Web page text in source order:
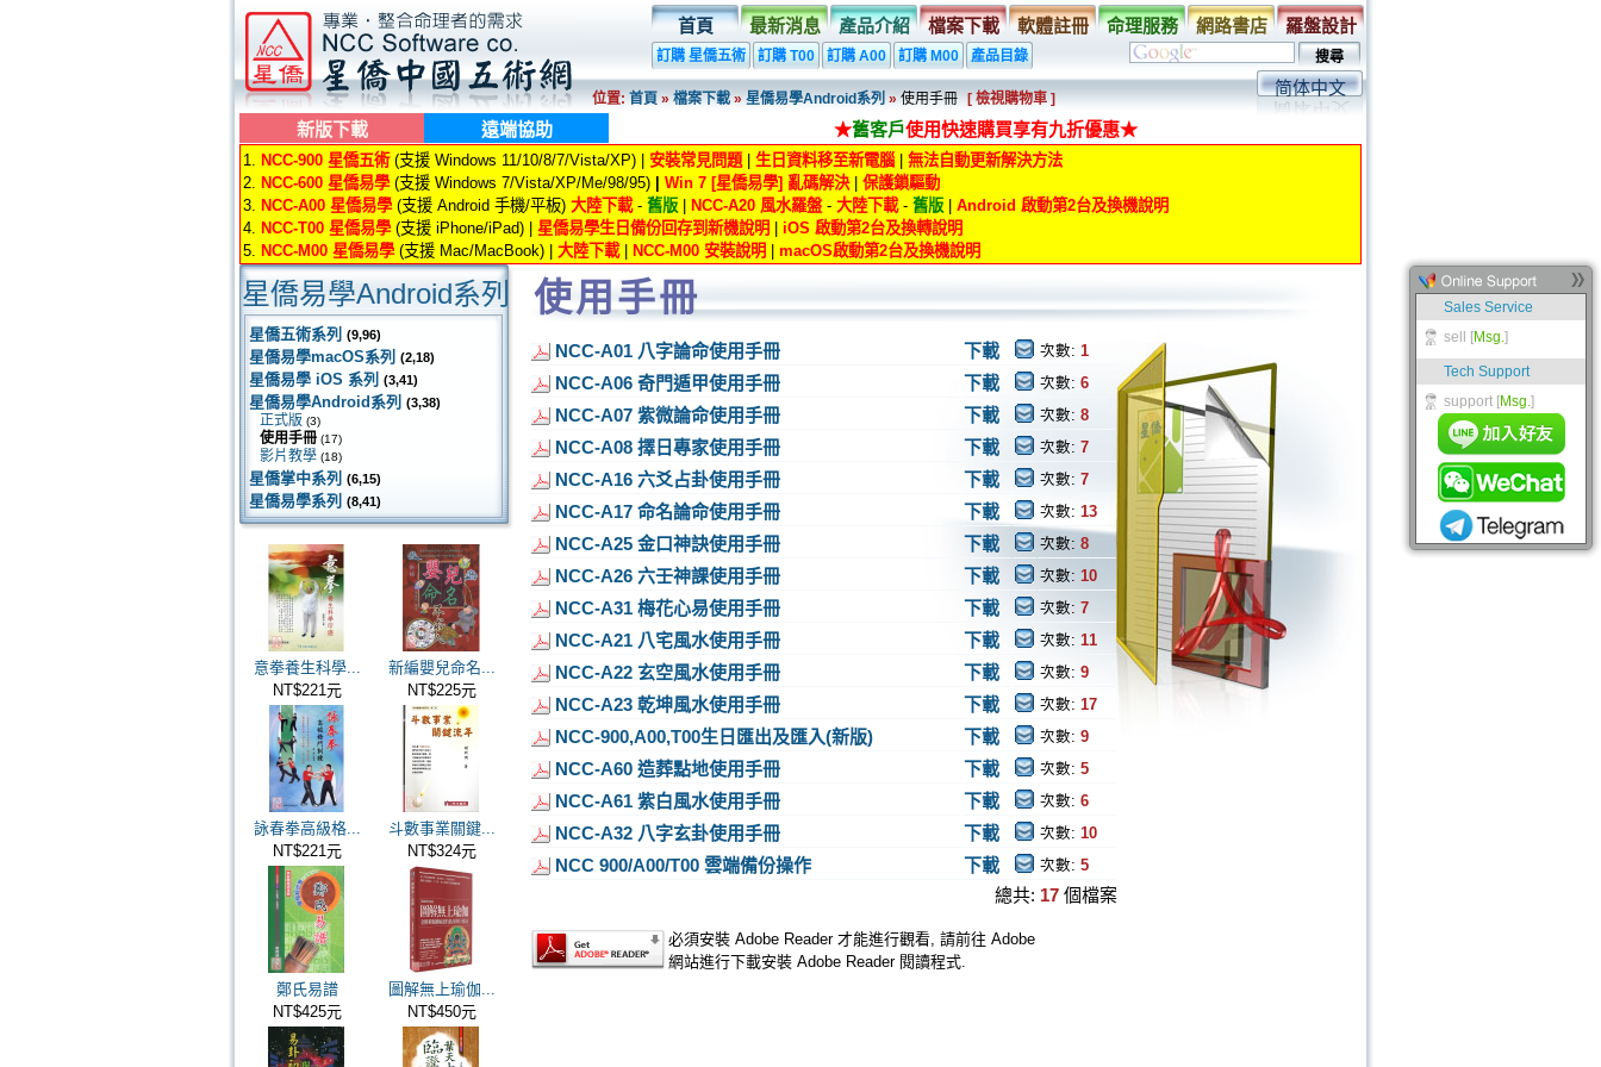
首頁 最新消息 產品介紹 檔案下載 軟體註冊 命理服務 網路書店 羅盤設計
訂購 星僑五術 訂購 T00 訂購 A00 訂購 M00 產品目錄
位置:首頁»檔案下載»星僑易學Android系列»使用手冊 [ 檢視購物車 ]
简体中文
新版下載 遠端協助 ★舊客戶使用快速購買享有九折優惠★
1. NCC-900 星僑五術(支援 Windows 11/10/8/7/Vista/XP) | 安裝常見問題| 生日資料移至新電腦| 無法自動更新解決方法
2. NCC-600 星僑易學(支援 Windows 7/Vista/XP/Me/98/95) Win 7 [星僑易學] 亂碼解決| 保護鎖驅動
3. NCC-A00 星僑易學(支援 Android 手機/平板) 大陸下載- 舊版 NCC-A20 風水羅盤- 大陸下載- 舊版
Android 啟動第2台及換機說明
4. NCC-T00 星僑易學(支援 iPhone/iPad) | 星僑易學生日備份回存到新機說明
iOS 啟動第2台及換轉說明
5. NCC-M00 星僑易學(支援 Mac/MacBook) | 大陸下載| NCC-M00 安裝說明 macOS啟動第2台及換機說明
星僑易學Android系列
星僑五術系列 (9,96)
星僑易學macOS系列 (2,18)
星僑易學 iOS 系列 (3,41)
星僑易學Android系列 (3,38)
正式版 (3)
使用手冊 (17)
影片教學 (18)
星僑掌中系列 (6,15)
星僑易學系列 (8,41)
意拳養生科學...
NT$221元
新編嬰兒命名...
NT$225元
詠春拳高級格...
NT$221元
斗數事業關鍵...
NT$324元
鄭氏易譜
NT$425元
圖解無上瑜伽...
NT$450元
使用手冊
NCC-A01 八字論命使用手冊 下載 次數: 1
NCC-A06 奇門遁甲使用手冊 下載 次數: 6
NCC-A07 紫微論命使用手冊 下載 次數: 8
NCC-A08 擇日專家使用手冊 下載 次數: 7
NCC-A16 六爻占卦使用手冊 下載 次數: 7
NCC-A17 命名論命使用手冊 下載 次數: 13
NCC-A25 金口神訣使用手冊 下載 次數: 8
NCC-A26 六壬神課使用手冊 下載 次數: 10
NCC-A31 梅花心易使用手冊 下載 次數: 7
NCC-A21 八宅風水使用手冊 下載 次數: 11
NCC-A22 玄空風水使用手冊 下載 次數: 9
NCC-A23 乾坤風水使用手冊 下載 次數: 17
NCC-900,A00,T00生日匯出及匯入(新版) 下載 次數: 9
NCC-A60 造葬點地使用手冊 下載 次數: 5
NCC-A61 紫白風水使用手冊 下載 次數: 6
NCC-A32 八字玄卦使用手冊 下載 次數: 10
NCC 900/A00/T00 雲端備份操作 下載 次數: 5
總共: 17 個檔案
必須安裝 Adobe Reader 才能進行觀看, 請前往 Adobe
網站進行下載安裝 Adobe Reader 閱讀程式.